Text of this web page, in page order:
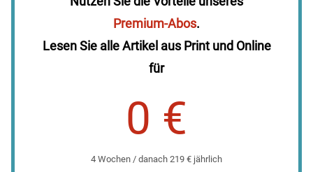
Premium-Abos.
Lesen Sie alle Artikel aus Print und Online
für
0 €
4 Wochen / danach 219 € jährlich